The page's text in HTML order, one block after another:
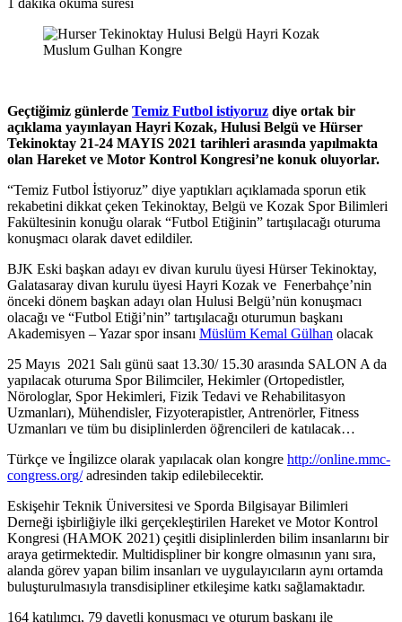
göndermek
Geçtiğimiz günlerde Temiz Futbol istiyoruz diye ortak bir
açıklama yayınlayan Hayri Kozak, Hulusi Belgü ve Hürser
Tekinoktay 21-24 MAYIS 2021 tarihleri arasında yapılmakta
olan Hareket ve Motor Kontrol Kongresi’ne konuk oluyorlar.
“Temiz Futbol İstiyoruz” diye yaptıkları açıklamada sporun etik
rekabetini dikkat çeken Tekinoktay, Belgü ve Kozak Spor Bilimleri
Fakültesinin konuğu olarak “Futbol Etiğinin” tartışılacağı oturuma
konuşmacı olarak davet edildiler.
BJK Eski başkan adayı ev divan kurulu üyesi Hürser Tekinoktay,
Galatasaray divan kurulu üyesi Hayri Kozak ve Fenerbahçe’nin
önceki dönem başkan adayı olan Hulusi Belgü’nün konuşmacı
olacağı ve “Futbol Etiği’nin” tartışılacağı oturumun başkanı
Akademisyen – Yazar spor insanı Müslüm Kemal Gülhan olacak
25 Mayıs 2021 Salı günü saat 13.30/ 15.30 arasında SALON A da
yapılacak oturuma Spor Bilimciler, Hekimler (Ortopedistler,
Nörologlar, Spor Hekimleri, Fizik Tedavi ve Rehabilitasyon
Uzmanları), Mühendisler, Fizyoterapistler, Antrenörler, Fitness
Uzmanları ve tüm bu disiplinlerden öğrencileri de katılacak…
Türkçe ve İngilizce olarak yapılacak olan kongre http://online.mmc-
congress.org/adresinden takip edilebilecektir.
Eskişehir Teknik Üniversitesi ve Sporda Bilgisayar Bilimleri
Derneği işbirliğiyle ilki gerçekleştirilen Hareket ve Motor Kontrol
Kongresi (HAMOK 2021) çeşitli disiplinlerden bilim insanlarını bir
araya getirmektedir. Multidispliner bir kongre olmasının yanı sıra,
alanda görev yapan bilim insanları ve uygulayıcıların aynı ortamda
buluşturulmasıyla transdisipliner etkileşime katkı sağlamaktadır.
164 katılımcı, 79 davetli konuşmacı ve oturum başkanı ile